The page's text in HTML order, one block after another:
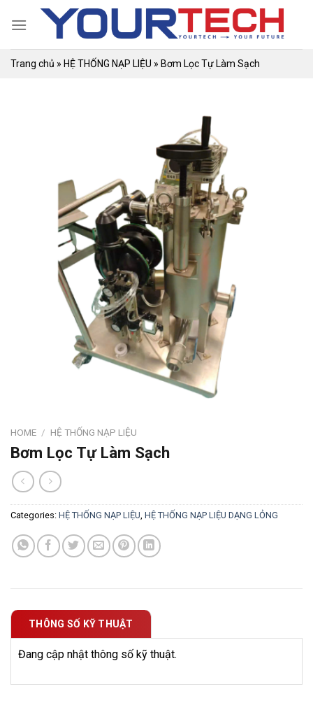
Trang chủ » HỆ THỐNG NẠP LIỆU » Bơm Lọc Tự Làm Sạch
HOME / HỆ THỐNG NẠP LIỆU
Bơm Lọc Tự Làm Sạch
Categories: HỆ THỐNG NẠP LIỆU HỆ THỐNG NẠP LIỆU DẠNG LỎNG
THÔNG SỐ KỸ THUẬT
Đang cập nhật thông số kỹ thuật.